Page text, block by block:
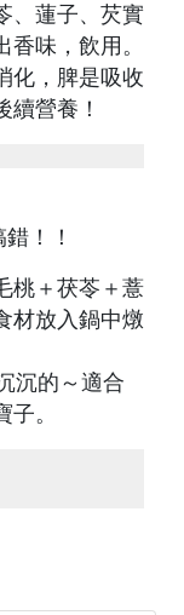
、蓮子、芡實
香味，飲用。
化，脾是吸收
續營養！
桃＋茯苓＋薏
材放入鍋中燉
沉的～適合
。